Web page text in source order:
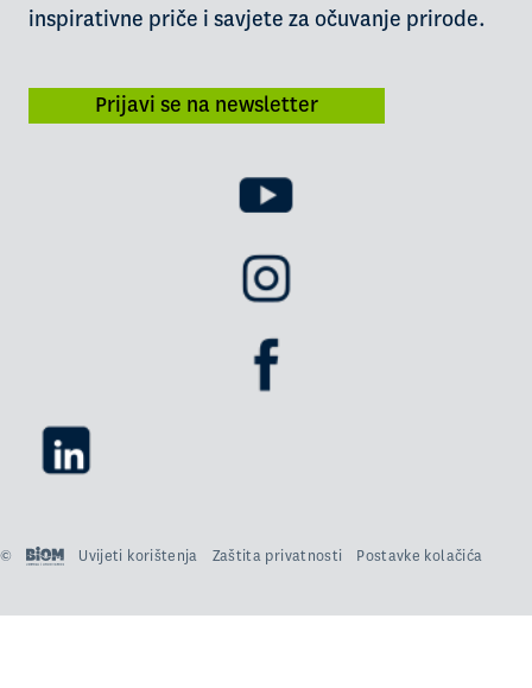
inspirativne priče i savjete za očuvanje prirode.
Prijavi se na newsletter
© Uvijeti korištenja Zaštita privatnosti Postavke kolačića